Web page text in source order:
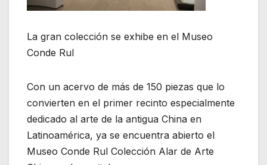
La gran colección se exhibe en el Museo
Conde Rul
Con un acervo de más de 150 piezas que lo
convierten en el primer recinto especialmente
dedicado al arte de la antigua China en
Latinoamérica, ya se encuentra abierto el
Museo Conde Rul Colección Alar de Arte